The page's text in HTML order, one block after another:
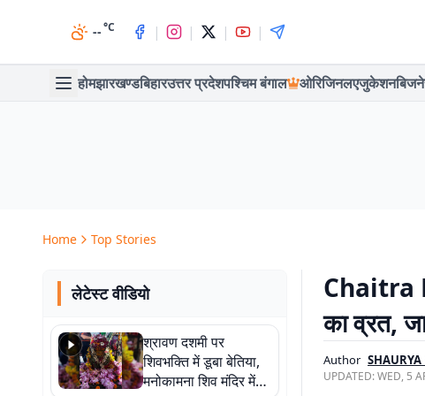
--°C | | | |
होमझारखण्डबिहारउत्तर प्रदेशपश्चिम बंगाल ओरिजिनलएजुकेशन
Home Top Stories
लेटेस्ट वीडियो
श्रावण दशमी पर
शिवभक्ति में डूबा बेतिया,
मनोकामना शिव मंदिर में
Chaitra
का व्रत,
Author SHAURYA
UPDATED:WED, 5